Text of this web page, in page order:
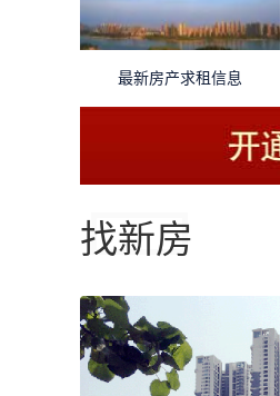
最新房产求租信息
找新房